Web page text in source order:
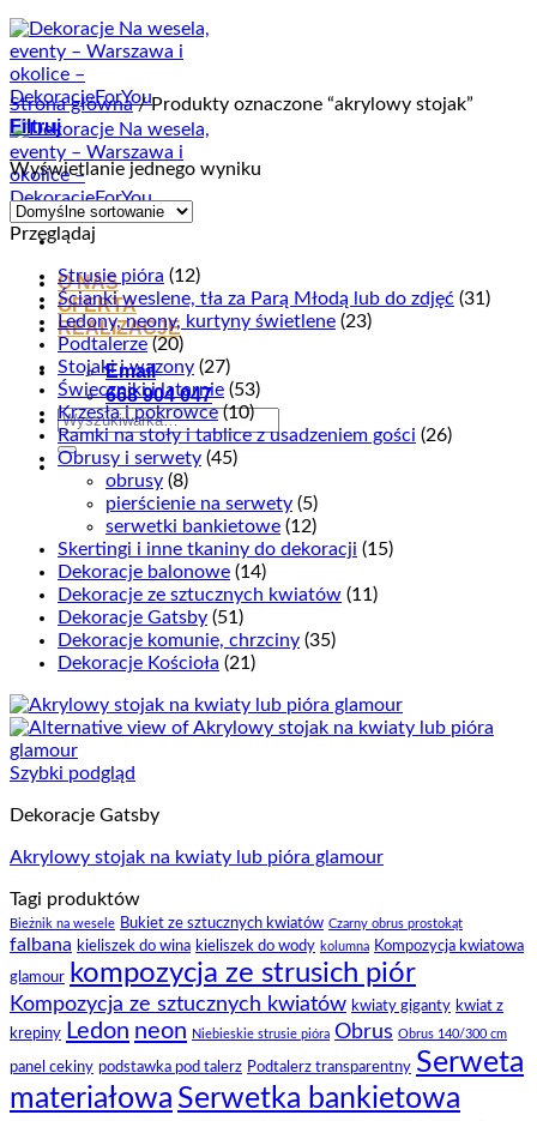
Przewiń
do
zawartości
O NAS
OFERTA
REALIZACJE
Email
668 904 047
Szukaj:
Strona główna /Produkty oznaczone “akrylowy stojak”
Filtruj
Wyświetlanie jednego wyniku
Przeglądaj
Strusie pióra (12)
Ścianki weslene, tła za Parą Młodą lub do zdjęć (31)
Ledony, neony, kurtyny świetlene (23)
Podtalerze (20)
Stojaki i wazony (27)
Świeczniki i latarnie (53)
Krzesła i pokrowce (10)
Ramki na stoły i tablice z usadzeniem gości (26)
Obrusy i serwety (45)
obrusy (8)
pierścienie na serwety (5)
serwetki bankietowe (12)
Skertingi i inne tkaniny do dekoracji (15)
Dekoracje balonowe (14)
Dekoracje ze sztucznych kwiatów (11)
Dekoracje Gatsby (51)
Dekoracje komunie, chrzciny (35)
Dekoracje Kościoła (21)
Szybki podgląd
Dekoracje Gatsby
Akrylowy stojak na kwiaty lub pióra glamour
Tagi produktów
Bieżnik na wesele Bukiet ze sztucznych kwiatów Czarny obrus prostokąt
falbana kieliszek do wina kieliszek do wody kolumna Kompozycja kwiatowa
glamour kompozycja ze strusich piór
Kompozycja ze sztucznych kwiatów kwiaty giganty kwiat z
krepiny Ledon neon Niebieskie strusie pióra Obrus Obrus 140/300 cm
panel cekiny podstawka pod talerz Podtalerz transparentny Serweta
materiałowa Serwetka bankietowa